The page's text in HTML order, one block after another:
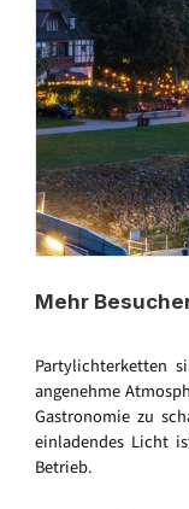
Mehr
Partylichterketten
angenehme
Gastronomie zu
einladendes Licht
Betrieb.